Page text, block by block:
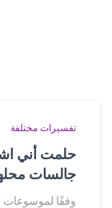
تفسيرات مختلفة
حلمت أني
جالسات
وفقًا لموسوعات